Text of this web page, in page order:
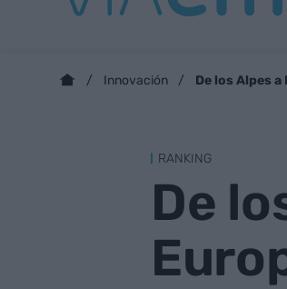
Innovación De los Alpes
RANKING
De